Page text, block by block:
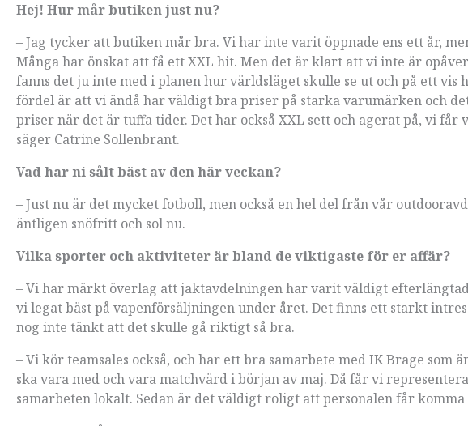
Hej! Hur mår butiken just nu?
– Jag tycker att butiken mår bra. Vi har inte varit öppnade ens ett år,
Många har önskat att få ett XXL hit. Men det är klart att vi inte är
fanns det ju inte med i planen hur världsläget skulle se ut och på ett vis
fördel är att vi ändå har väldigt bra priser på starka varumärken och
priser när det är tuffa tider. Det har också XXL sett och agerat på, vi
säger Catrine Sollenbrant.
Vad har ni sålt bäst av den här veckan?
– Just nu är det mycket fotboll, men också en hel del från vår
äntligen snöfritt och sol nu.
Vilka sporter och aktiviteter är bland de viktigaste för er affär?
– Vi har märkt överlag att jaktavdelningen har varit väldigt
vi legat bäst på vapenförsäljningen under året. Det finns ett starkt
nog inte tänkt att det skulle gå riktigt så bra.
– Vi kör teamsales också, och har ett bra samarbete med IK Brage som
ska vara med och vara matchvärd i början av maj. Då får vi
samarbeten lokalt. Sedan är det väldigt roligt att personalen får komma